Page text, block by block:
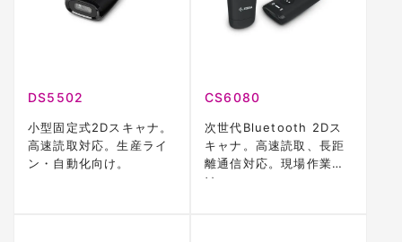
DS5502
小型固定式2Dスキャナ。
高速読取対応。生産ライ
ン・自動化向け。
CS6080
次世代Bluetooth 2Dス
キャナ。高速読取、長距
離通信対応。現場作業向
け。